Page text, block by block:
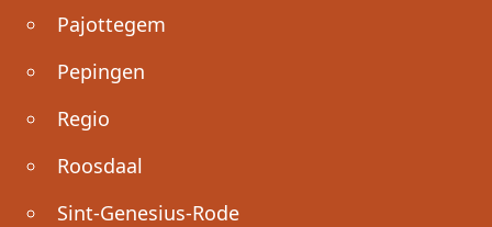
Pajottegem
Pepingen
Regio
Roosdaal
Sint-Genesius-Rode